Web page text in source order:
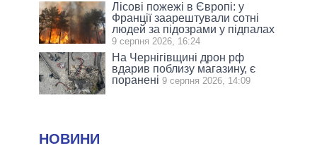
Лісові пожежі в Європі: у
Франції заарештували сотні
людей за підозрами у підпалах
9 серпня 2026, 16:24
На Чернігівщині дрон рф
вдарив поблизу магазину, є
поранені 9 серпня 2026, 14:09
НОВИНИ